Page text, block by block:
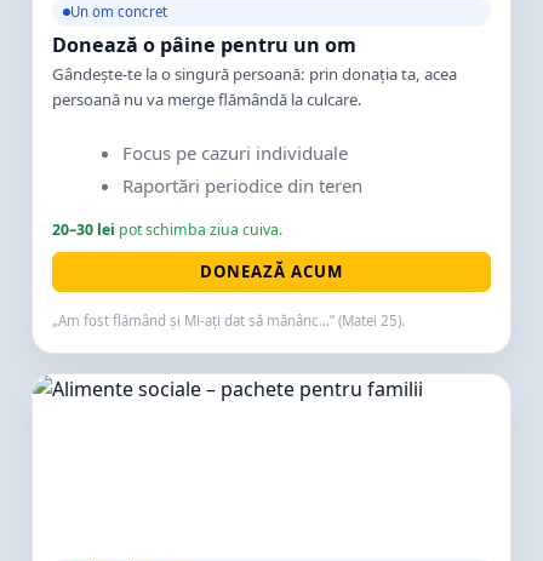
Un om concret
Donează o pâine pentru un om
Gândește-te la o singură persoană: prin donația ta, acea
persoană nu va merge flămândă la culcare.
Focus pe cazuri individuale
Raportări periodice din teren
20–30 lei pot schimba ziua cuiva.
DONEAZĂ ACUM
„Am fost flămând și Mi-ați dat să mănânc...” (Matei 25).